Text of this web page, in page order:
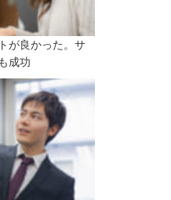
が良かった。サ
成功